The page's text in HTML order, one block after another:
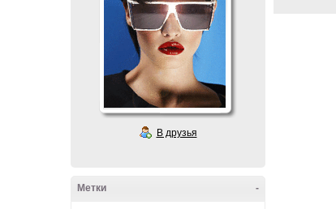
В друзья
-
Метки